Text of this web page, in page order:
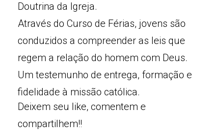
Doutrina da Igreja.
Através do Curso de Férias, jovens são
conduzidos a compreender as leis que
regem a relação do homem com Deus.
Um testemunho de entrega, formação e
fidelidade à missão católica.
Deixem seu like, comentem e
compartilhem!!